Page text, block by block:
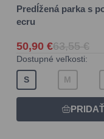
Predĺžená parka s
ecru
50,90 €63,55 €
Dostupné veľkosti:
S M